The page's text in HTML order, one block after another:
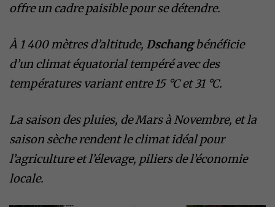
offre un cadre paisible pour se détendre.
À 1 400 mètres d’altitude, Dschangbénéficie
d’un climat équatorial tempéré avec des
températures variant entre 15 °C et 31 °C.
La saison des pluies, de Mars à Novembre, et la
saison sèche rendent le climat idéal pour
l’agriculture et l’élevage, piliers de l’économie
locale.